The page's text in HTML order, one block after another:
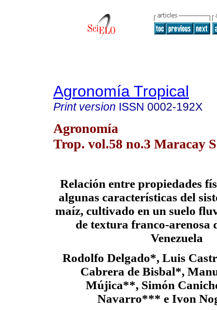
Agronomía Tropical
Print version ISSN 0002-192X
Agronomía
Trop. vol.58 no.3 Maracay
Relación entre propiedades
algunas características del
maíz, cultivado en un suelo
de textura franco-arenosa
Venezuela
Rodolfo Delgado*, Luis
Cabrera de Bisbal*,
Mújica**, Simón
Navarro*** e Ivon